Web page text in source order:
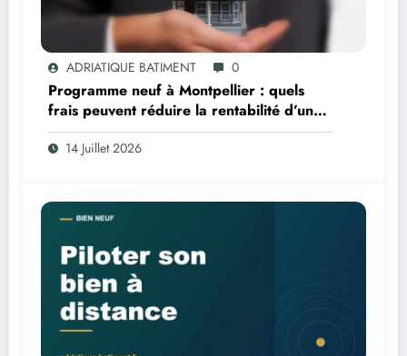
ADRIATIQUE BATIMENT 0
Programme neuf à Montpellier : quels
frais peuvent réduire la rentabilité d’un
investissement locatif ?
14 Juillet 2026